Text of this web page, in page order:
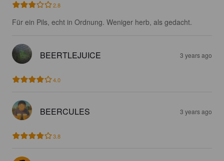
2.8
Für ein Pils, echt in Ordnung. Weniger herb, als gedacht.
BEERTLEJUICE 3 years ago
4.0
BEERCULES 3 years ago
3.8